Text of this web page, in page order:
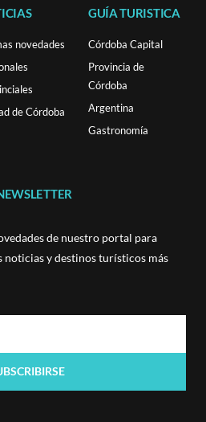
novedades
de Córdoba
GUÍA TURISTICA
Córdoba Capital
Provincia de
Córdoba
Argentina
Gastronomía
de nuestro portal para
noticias y destinos turísticos más